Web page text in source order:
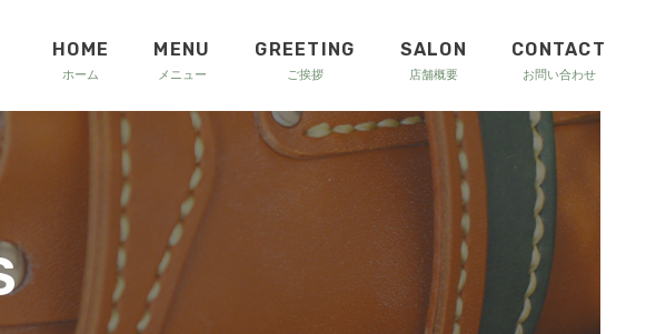
HOME MENU GREETING SALON CONTACT